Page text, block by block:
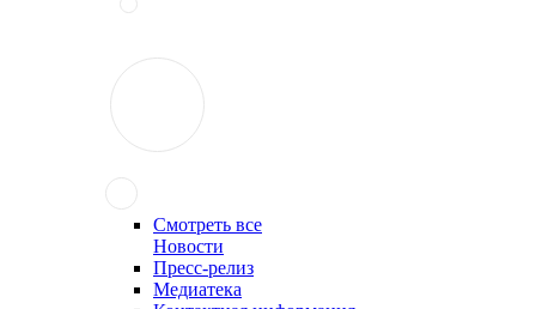
Смотреть все
Новости
Пресс-релиз
Медиатека